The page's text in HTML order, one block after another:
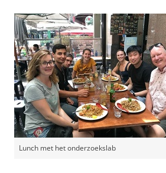
Lunch met het onderzoekslab